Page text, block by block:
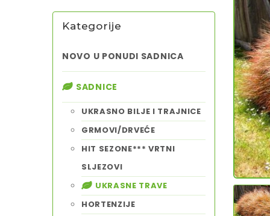
Kategorije
NOVO U PONUDI SADNICA
SADNICE
UKRASNO BILJE I TRAJNICE
GRMOVI/DRVEĆE
HIT SEZONE*** VRTNI
SLJEZOVI
UKRASNE TRAVE
HORTENZIJE